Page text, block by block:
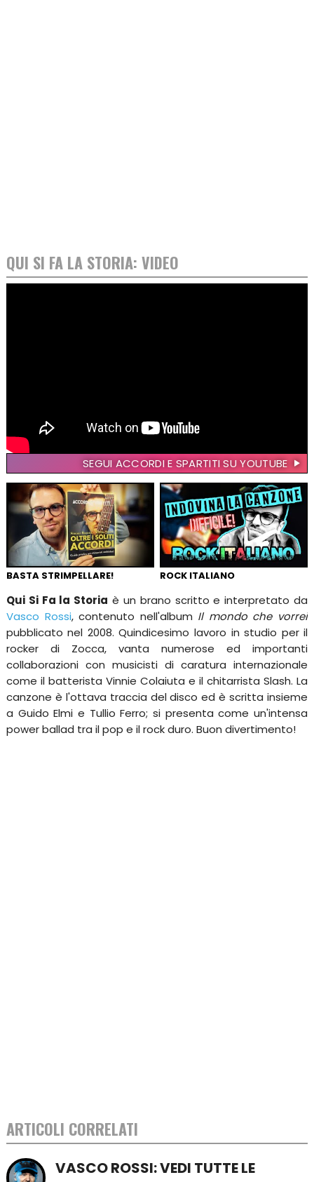
QUI SI FA LA STORIA: VIDEO
SEGUI ACCORDI E SPARTITI SU YOUTUBE
BASTA STRIMPELLARE! ROCK ITALIANO
Qui Si Fa la Storia è un brano scritto e interpretato da
Vasco Rossi, contenuto nell'album Il mondo che vorrei
pubblicato nel 2008. Quindicesimo lavoro in studio per il
rocker di Zocca, vanta numerose ed importanti
collaborazioni con musicisti di caratura internazionale
come il batterista Vinnie Colaiuta e il chitarrista Slash. La
canzone è l'ottava traccia del disco ed è scritta insieme
a Guido Elmi e Tullio Ferro; si presenta come un'intensa
power ballad tra il pop e il rock duro. Buon divertimento!
ARTICOLI CORRELATI
VASCO ROSSI: VEDI TUTTE LE